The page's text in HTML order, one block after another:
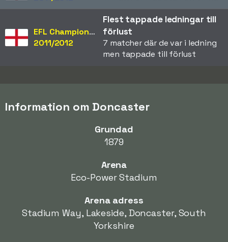
EFL Championship
2011/2012
Flest tappade ledningar till
förlust
7 matcher där de var i ledning
men tappade till förlust
Information om Doncaster
Grundad
1879
Arena
Eco-Power Stadium
Arena adress
Stadium Way, Lakeside, Doncaster, South
Yorkshire